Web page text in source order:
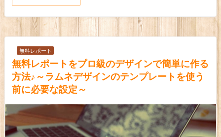
無料レポート
無料レポートをプロ級のデザインで簡単に作る
方法♪～ラムネデザインのテンプレートを使う
前に必要な設定～